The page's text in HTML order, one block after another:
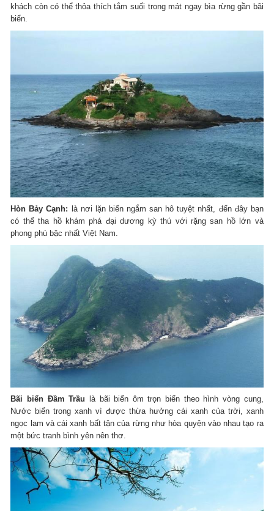
khách còn có thể thỏa thích tắm suối trong mát ngay bìa rừng gần bãi
biển.
Hòn Bảy Cạnh: là nơi lặn biển ngắm san hô tuyệt nhất, đến đây bạn
có thể tha hồ khám phá đại dương kỳ thú với rặng san hồ lớn và
phong phú bậc nhất Việt Nam.
Bãi biển Đầm Trầu là bãi biển ôm trọn biển theo hình vòng cung,
Nước biển trong xanh vì được thừa hưởng cái xanh của trời, xanh
ngọc lam và cái xanh bất tận của rừng như hòa quyện vào nhau tạo ra
một bức tranh bình yên nên thơ.